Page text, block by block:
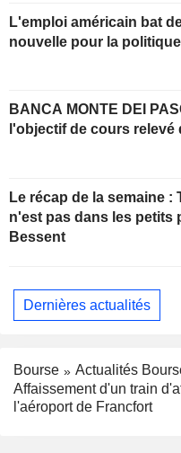
L'emploi américain bat
nouvelle pour la
BANCA MONTE DEI
l'objectif de cours relevé
Le récap de la semaine :
n'est pas dans les petits
Bessent
Dernières actualités
Bourse
Actualités
Affaissement d'un train
l'aéroport de Francfort